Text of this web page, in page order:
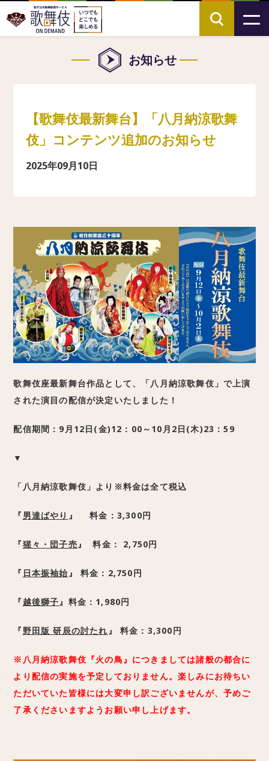
お知らせ
【歌舞伎最新舞台】「八月納涼歌舞
伎」コンテンツ追加のお知らせ
2025年09月10日
歌舞伎座最新舞台作品として、「八月納涼歌舞伎」で上演
された演目の配信が決定いたしました！
配信期間：9月12日(金)12：00～10月2日(木)23：59
▼
「八月納涼歌舞伎」より※料金は全て税込
『 男達ばやり 』料金：3,300円
『猩々・団子売 』料金： 2,750円
『 日本振袖始 』料金：2,750円
『 越後獅子 』 料金：1,980円
『 野田版 研辰の討たれ 』料金：3,300円
※八月納涼歌舞伎『火の鳥』につきましては諸般の都合に
より配信の実施を予定しておりません。楽しみにお待ちい
ただいていた皆様には大変申し訳ございませんが、予めご
了承くださいますようお願い申し上げます。